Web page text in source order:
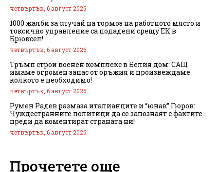
четвъртък, 6 август 2026
1000 жалби за случай на тормоз на работното място и
токсично управление са подадени срещу ЕК в
Брюксел!
четвъртък, 6 август 2026
Тръмп строи военен комплекс в Белия дом: САЩ
имаме огромен запас от оръжия и произвеждаме
колкото е необходимо!
четвъртък, 6 август 2026
Румен Радев размаза италианците и “юнак” Гюров:
Чуждестранните политици да се запознаят с фактите
преди да коментират страната ни!
четвъртък, 6 август 2026
Прочетете още